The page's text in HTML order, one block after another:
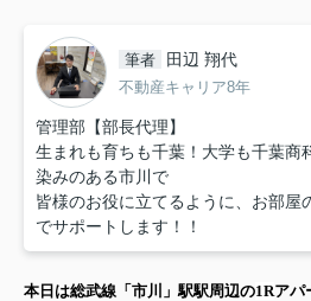
筆者 田辺 翔代
不動産キャリア8年
管理部【部長代理】
生まれも育ちも千葉！大学も千葉商
染みのある市川で
皆様のお役に立てるように、お部屋
でサポートします！！
本日は総武線「市川」駅駅周辺の1Rアパ